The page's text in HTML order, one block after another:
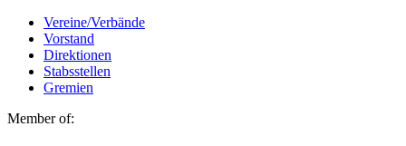
Vereine/Verbände
Vorstand
Direktionen
Stabsstellen
Gremien
Member of: